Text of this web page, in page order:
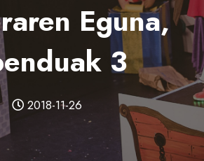
Eguna,
3
2018-11-26